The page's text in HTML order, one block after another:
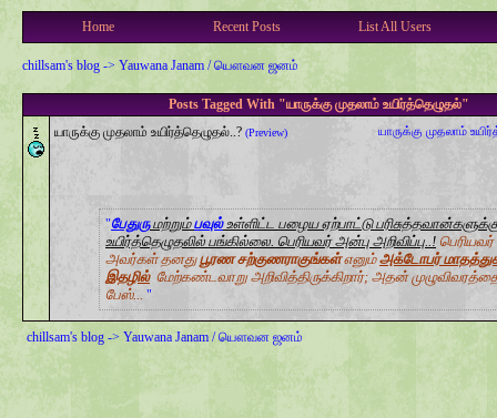
Home Recent Posts List All Users
chillsam's blog -> Yauwana Janam / யௌவன ஜனம்
Posts Tagged With "யாருக்கு முதலாம் உயிர்த்தெழுதல்"
யாருக்கு முதலாம்
யாருக்கு முதலாம் உயிர்த்தெழுதல்..? (Preview)
பேதுருமற்றும்பவுல்உள்ளிட்ட‌ பழைய ஏற்பாட்டு
உயிர்த்தெழுதலில் பங்கில்லை. பெரியவர் அன்பு அறிவிப்பு..! பெரியவர்
அவர்கள் தனதுபூரண சற்குணராகுங்கள்எனும்அக்டோபர்
இதழில்மேற்கண்டவாறு அறிவித்திருக்கிறார்; அதன் முழுவிவரத்தை
பேஸ்...
chillsam's blog -> Yauwana Janam / யௌவன ஜனம்